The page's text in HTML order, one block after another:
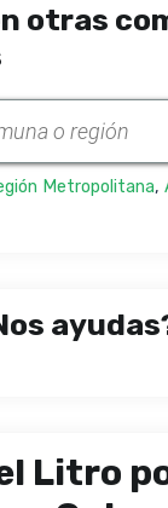
otras
Metropolitana,
Litro